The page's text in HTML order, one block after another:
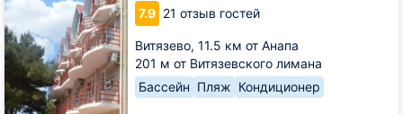
7.9 21 отзыв гостей
Витязево, 11.5 км от Анапа
201 м от Витязевского лимана
Бассейн Пляж Кондиционер